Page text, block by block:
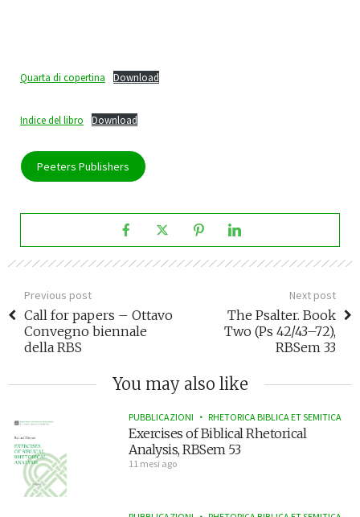
Quarta di copertina Download
Indice del libro Download
Peeters Publishers
Previous post
Call for papers – Ottavo
Convegno biennale
della RBS
Next post
The Psalter. Book
Two (Ps 42/43–72),
RBSem 33
You may also like
PUBBLICAZIONI RHETORICA BIBLICA ET SEMITICA
Exercises of Biblical Rhetorical
Analysis, RBSem 53
11 mesi ago